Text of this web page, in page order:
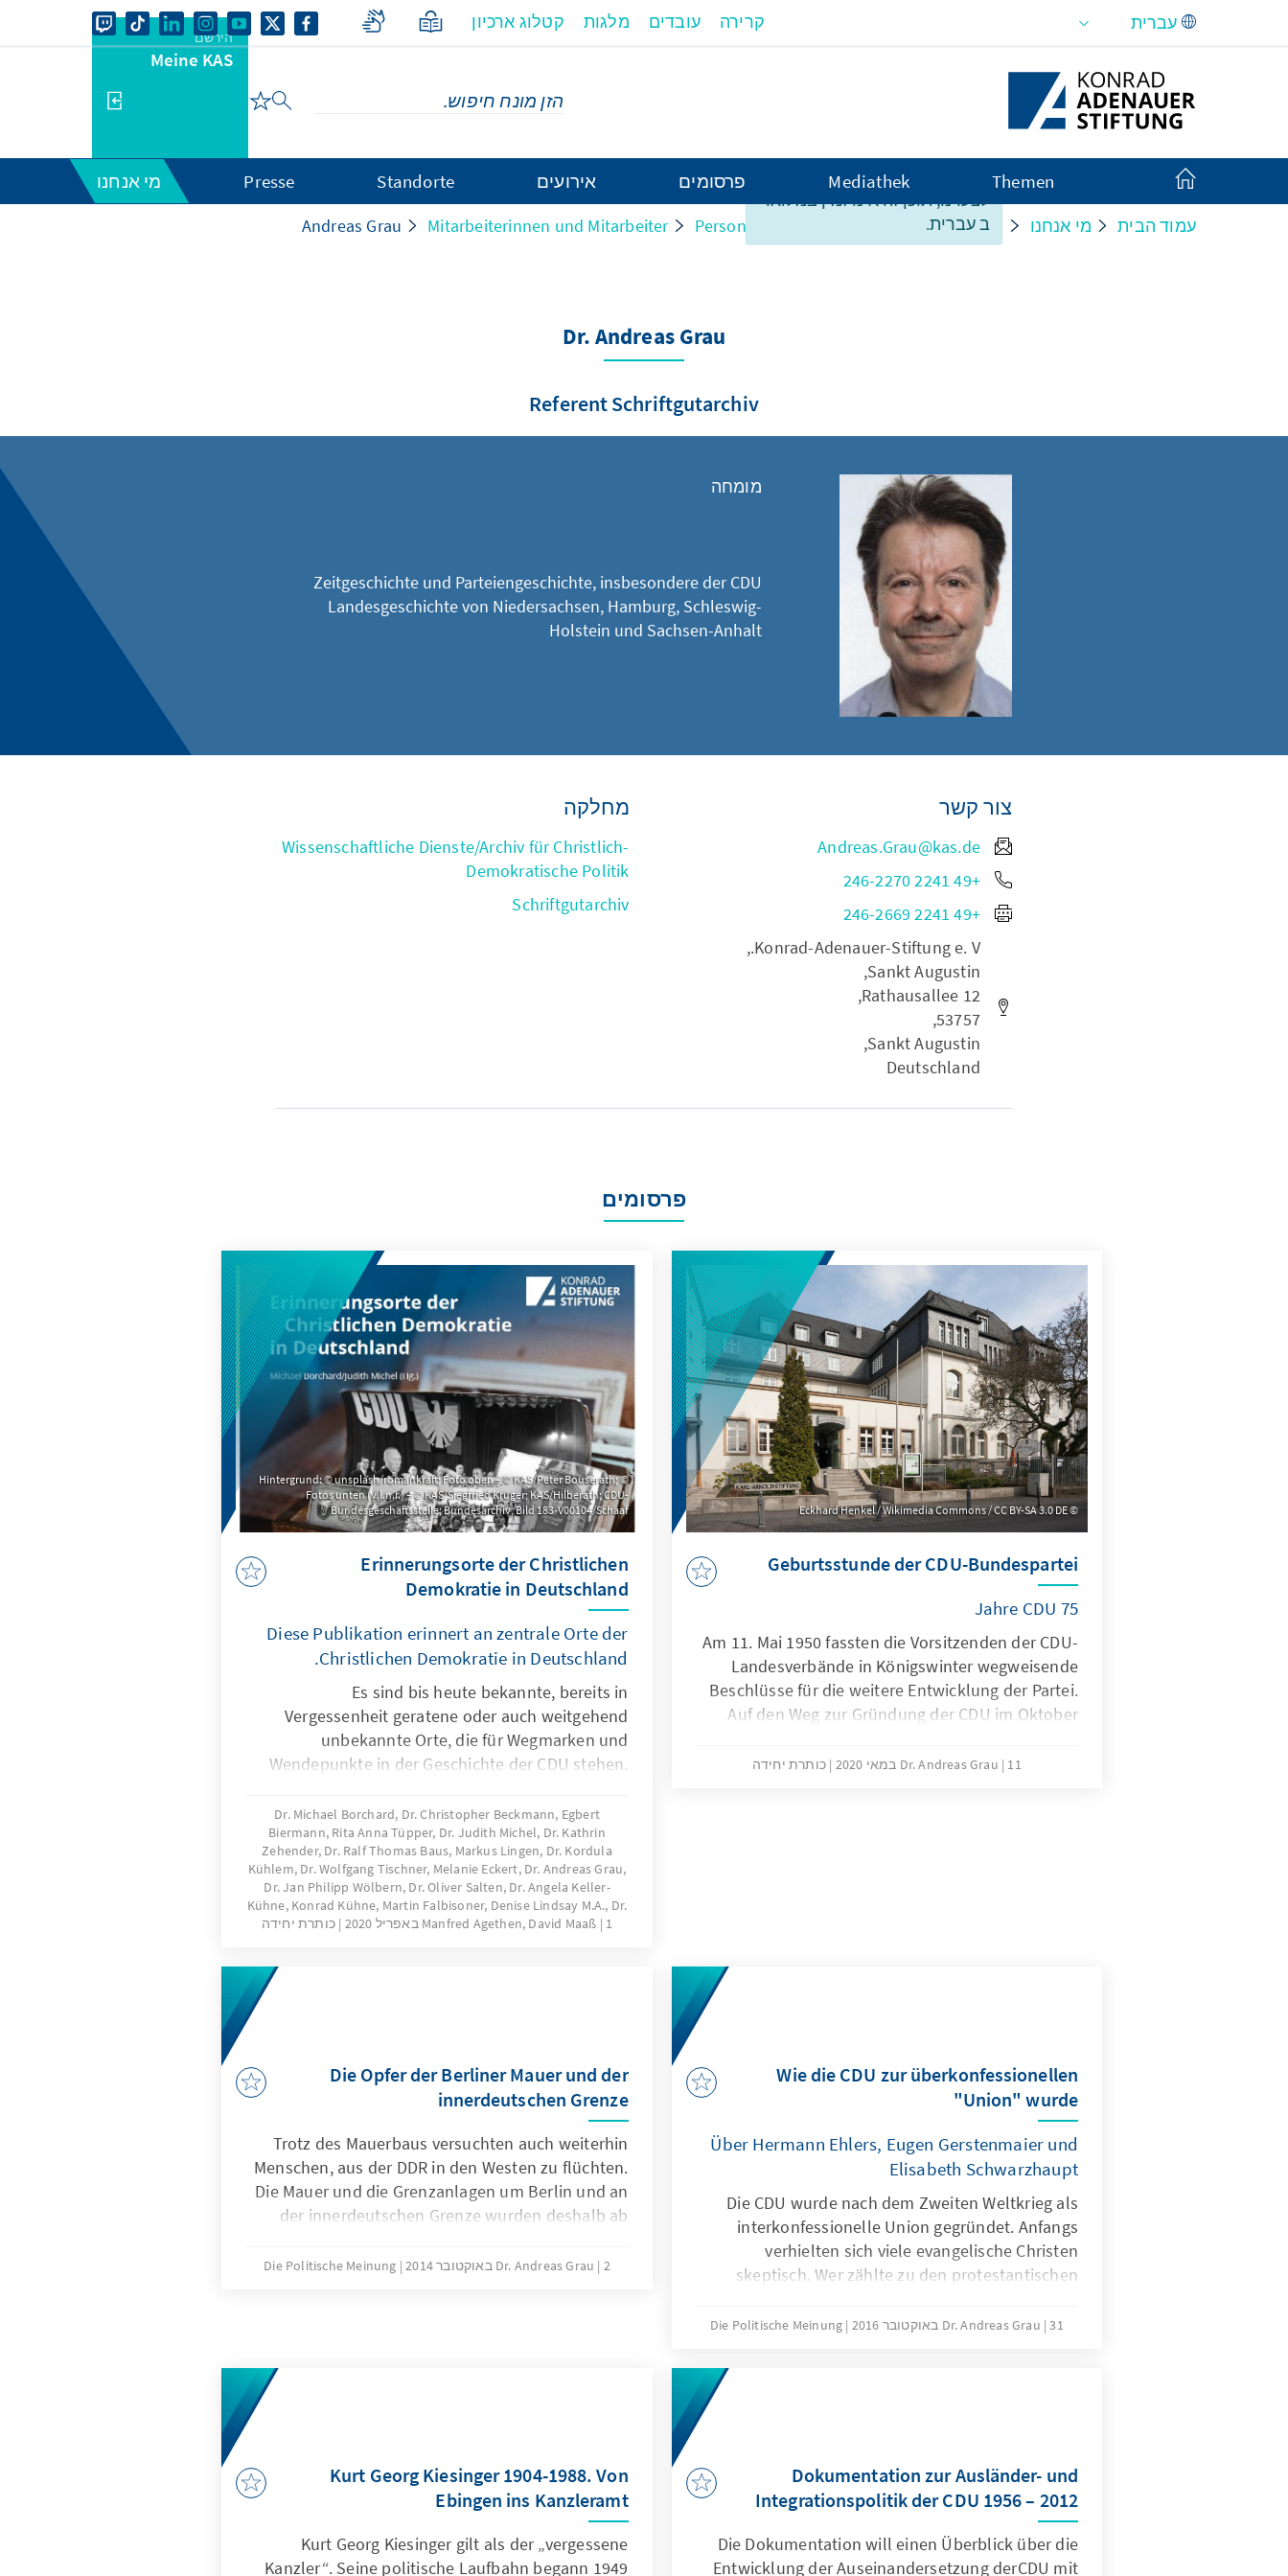
Skip to Main Content
לצערנו, תוכן זה אינו זמין במלואו
ב עברית.
קרירה עובדים מלגות קטלוג ארכיון
הירשם
Meine KAS
Themen
Mediathek פרסומים אירועים Standorte
Presse מי אנחנו
עמוד הבית מי אנחנו Organisation
Personen und Strukturen
Mitarbeiterinnen und Mitarbeiter
Andreas Grau
Dr. Andreas Grau
Referent Schriftgutarchiv
מומחה
Zeitgeschichte und Parteiengeschichte, insbesondere der CDU
Landesgeschichte von Niedersachsen, Hamburg, Schleswig-
Holstein und Sachsen-Anhalt
צור קשר
Andreas.Grau@kas.de
+49 2241 246-2270
+49 2241 246-2669
Konrad-Adenauer-Stiftung e. V.,
Sankt Augustin,
Rathausallee 12,
53757,
Sankt Augustin,
Deutschland
מחלקה
Wissenschaftliche Dienste/Archiv für Christlich-
Demokratische Politik
Schriftgutarchiv
פרסומים
Eckhard Henkel / Wikimedia Commons / CC BY-SA 3.0 DE
Geburtsstunde der CDU-Bundespartei
75 Jahre CDU
Am 11. Mai 1950 fassten die Vorsitzenden der CDU-
Landesverbände in Königswinter wegweisende
Beschlüsse für die weitere Entwicklung der Partei.
Auf den Weg zur Gründung der CDU im Oktober
wichtigen Schritt dar.
Dr. Andreas Grau 11 במאי 2020 כותרת יחידה
Hintergrund: © unsplash/romankraft; Foto oben – © KAS/Peter Bouserath;
Fotos unten (v.l.n.r.) – © KAS/Siegfried Krüger; KAS/Hilberath; CDU-
Bundesgeschäftsstelle; Bundesarchiv, Bild 183-V00104/Schaaf
Erinnerungsorte der Christlichen
Demokratie in Deutschland
Diese Publikation erinnert an zentrale Orte der
Christlichen Demokratie in Deutschland.
Es sind bis heute bekannte, bereits in
Vergessenheit geratene oder auch weitgehend
unbekannte Orte, die für Wegmarken und
Wendepunkte in der Geschichte der CDU stehen.
die einzelnen Erinnerungsorte in ihrer Bedeutung
für die Parteigeschichte vorgestellt.
Dr. Michael Borchard, Dr. Christopher Beckmann, Egbert
Biermann, Rita Anna Tüpper, Dr. Judith Michel, Dr. Kathrin
Zehender, Dr. Ralf Thomas Baus, Markus Lingen, Dr. Kordula
Kühlem, Dr. Wolfgang Tischner, Melanie Eckert, Dr. Andreas Grau,
Dr. Jan Philipp Wölbern, Dr. Oliver Salten, Dr. Angela Keller-
Kühne, Konrad Kühne, Martin Falbisoner, Denise Lindsay M.A., Dr.
Manfred Agethen, David Maaß
1 באפריל 2020 כותרת יחידה
Wie die CDU zur überkonfessionellen
"Union" wurde
Über Hermann Ehlers, Eugen Gerstenmaier und
Elisabeth Schwarzhaupt
Die CDU wurde nach dem Zweiten Weltkrieg als
interkonfessionelle Union gegründet. Anfangs
verhielten sich viele evangelische Christen
skeptisch. Wer zählte zu den protestantischen
gegenüber der neu gegründeten Partei zu
Dr. Andreas Grau 31 באוקטובר 2016 Die Politische Meinung
Die Opfer der Berliner Mauer und der
innerdeutschen Grenze
Trotz des Mauerbaus versuchten auch weiterhin
Menschen, aus der DDR in den Westen zu flüchten.
Die Mauer und die Grenzanlagen um Berlin und an
der innerdeutschen Grenze wurden deshalb ab
ausgebaut. […] || Dieser Infokasten ist
Dr. Andreas Grau 2 באוקטובר 2014 Die Politische Meinung
Dokumentation zur Ausländer- und
Integrationspolitik der CDU 1956 – 2012
Die Dokumentation will einen Überblick über die
Entwicklung der Auseinandersetzung derCDU mit
Kurt Georg Kiesinger 1904-1988. Von
Ebingen ins Kanzleramt
Kurt Georg Kiesinger gilt als der „vergessene
Kanzler“. Seine politische Laufbahn begann 1949